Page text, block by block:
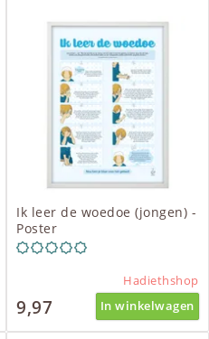
Ik leer de woedoe (jongen) -
Poster
Hadiethshop
9,97 In winkelwagen